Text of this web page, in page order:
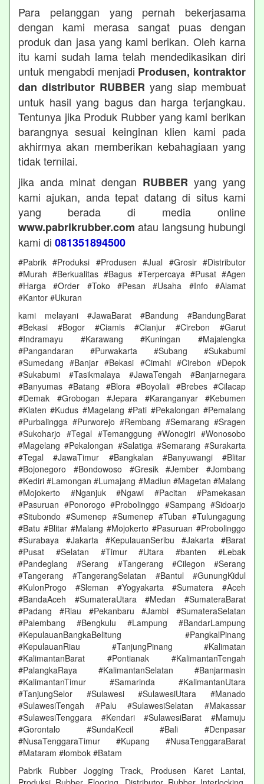
Para pelanggan yang pernah bekerjasama
dengan kami merasa sangat puas dengan
produk dan jasa yang kami berikan. Oleh karna
itu kami sudah lama telah mendedikasikan diri
untuk mengabdi menjadi Produsen, kontraktor
dan distributor RUBBER yang siap membuat
untuk hasil yang bagus dan harga terjangkau.
Tentunya jika Produk Rubber yang kami berikan
barangnya sesuai keinginan klien kami pada
akhirmya akan memberikan kebahagiaan yang
tidak ternilai.
jika anda minat dengan RUBBER yang yang
kami ajukan, anda tepat datang di situs kami
yang berada di media online
www.pabrikrubber.com atau langsung hubungi
kami di 081351894500
#Pabrik #Produksi #Produsen #Jual #Grosir #Distributor
#Murah #Berkualitas #Bagus #Terpercaya #Pusat #Agen
#Harga #Order #Toko #Pesan #Usaha #Info #Alamat
#Kantor #Ukuran
kami melayani #JawaBarat #Bandung #BandungBarat
#Bekasi #Bogor #Ciamis #Cianjur #Cirebon #Garut
#Indramayu #Karawang #Kuningan #Majalengka
#Pangandaran #Purwakarta #Subang #Sukabumi
#Sumedang #Banjar #Bekasi #Cimahi #Cirebon #Depok
#Sukabumi #Tasikmalaya #JawaTengah #Banjarnegara
#Banyumas #Batang #Blora #Boyolali #Brebes #Cilacap
#Demak #Grobogan #Jepara #Karanganyar #Kebumen
#Klaten #Kudus #Magelang #Pati #Pekalongan #Pemalang
#Purbalingga #Purworejo #Rembang #Semarang #Sragen
#Sukoharjo #Tegal #Temanggung #Wonogiri #Wonosobo
#Magelang #Pekalongan #Salatiga #Semarang #Surakarta
#Tegal #JawaTimur #Bangkalan #Banyuwangi #Blitar
#Bojonegoro #Bondowoso #Gresik #Jember #Jombang
#Kediri #Lamongan #Lumajang #Madiun #Magetan #Malang
#Mojokerto #Nganjuk #Ngawi #Pacitan #Pamekasan
#Pasuruan #Ponorogo #Probolinggo #Sampang #Sidoarjo
#Situbondo #Sumenep #Sumenep #Tuban #Tulungagung
#Batu #Blitar #Malang #Mojokerto #Pasuruan #Probolinggo
#Surabaya #Jakarta #KepulauanSeribu #Jakarta #Barat
#Pusat #Selatan #Timur #Utara #banten #Lebak
#Pandeglang #Serang #Tangerang #Cilegon #Serang
#Tangerang #TangerangSelatan #Bantul #GunungKidul
#KulonProgo #Sleman #Yogyakarta #Sumatera #Aceh
#BandaAceh #SumateraUtara #Medan #SumateraBarat
#Padang #Riau #Pekanbaru #Jambi #SumateraSelatan
#Palembang #Bengkulu #Lampung #BandarLampung
#KepulauanBangkaBelitung #PangkalPinang
#KepulauanRiau #TanjungPinang #Kalimatan
#KalimantanBarat #Pontianak #KalimantanTengah
#PalangkaRaya #KalimantanSelatan #Banjarmasin
#KalimantanTimur #Samarinda #KalimantanUtara
#TanjungSelor #Sulawesi #SulawesiUtara #Manado
#SulawesiTengah #Palu #SulawesiSelatan #Makassar
#SulawesiTenggara #Kendari #SulawesiBarat #Mamuju
#Gorontalo #SundaKecil #Bali #Denpasar
#NusaTenggaraTimur #Kupang #NusaTenggaraBarat
#Mataram #lombok #Batam
Pabrik Rubber Jogging Track, Produsen Karet Lantai,